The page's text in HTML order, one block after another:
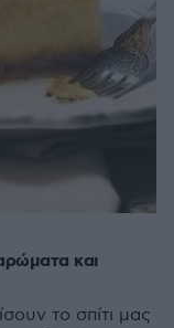
και
το σπίτι μας